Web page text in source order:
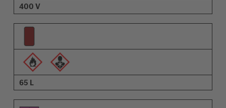
400 V
65 L